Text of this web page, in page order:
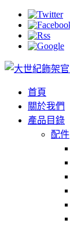
首頁
關於我們
產品目錄
配件